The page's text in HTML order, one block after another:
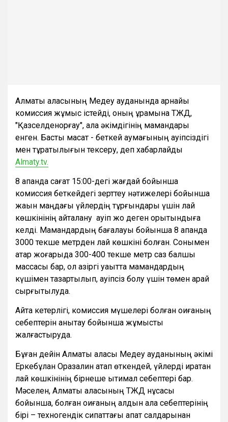
Алматы қаласының Медеу ауданында арнайы
комиссия жұмыс істейді, оның құрамына ТЖД,
"Қазселденқорғау", қала әкімдігінің мамандары
енген. Басты мақсат - беткей аумағының қауіпсіздігі
мен тұрақтылығын тексеру, деп хабарлайды
Almaty.tv.
8 ақпанда сағат 15:00-дегі жағдай бойынша
комиссия беткейдегі зерттеу нәтижелері бойынша
жақын маңдағы үйлердің тұрғындары үшін лай
көшкінінің қайталану қауіп жоқ деген қорытындыға
келді. Мамандардың бағалауы бойынша 8 ақпанда
3000 текше метрден лай көшкіні болған. Сонымен
қатар жоғарыда 300-400 текше метр саз балшық
массасы бар, ол қазіргі уақытта мамандардың
күшімен тазартылып, қауіпсіз болу үшін төмен қарай
сырғытылуда.
Айта кетерлігі, комиссия мүшелері болған оқиғаның
себептерін анықтау бойынша жұмысты
жалғастыруда.
Бұған дейін Алматы қаласы Медеу ауданының әкімі
Еркебұлан Оразалин атап өткендей, үйлерді қиратқан
лай көшкінінің бірнеше ықтимал себептері бар.
Мәселен, Алматы қаласының ТЖД нұсқасы
бойынша, болған оқиғаның алдын ала себептерінің
бірі – техногендік сипаттағы апат салдарынан